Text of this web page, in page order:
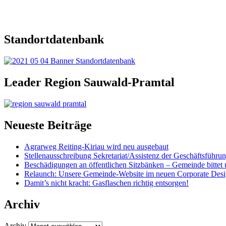
Standortdatenbank
Leader Region Sauwald-Pramtal
Neueste Beiträge
Agrarweg Reiting-Kiriau wird neu ausgebaut
Stellenausschreibung Sekretariat/Assistenz der
Beschädigungen an öffentlichen Sitzbänken – Gemeinde
Relaunch: Unsere Gemeinde-Website im neuen Corporate
Damit’s nicht kracht: Gasflaschen richtig entsorgen!
Archiv